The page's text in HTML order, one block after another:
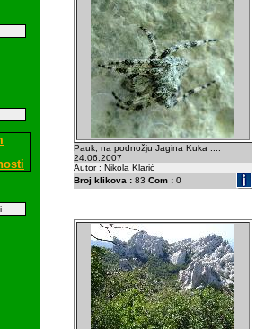
Pauk, na podnožju Jagina Kuka ....
24.06.2007
Autor : Nikola Klarić
Broj klikova :83 Com :0